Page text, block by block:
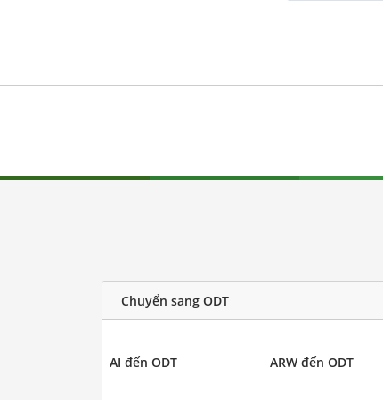
Chuyển sang ODT
AI đến ODT ARW đến ODT